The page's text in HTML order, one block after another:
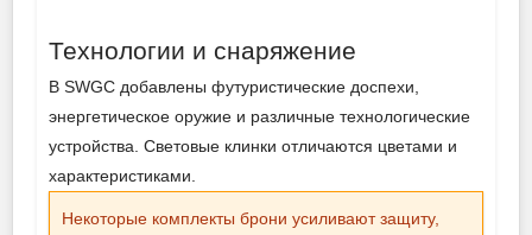
Технологии и снаряжение
В SWGC добавлены футуристические доспехи,
энергетическое оружие и различные технологические
устройства. Световые клинки отличаются цветами и
характеристиками.
Некоторые комплекты брони усиливают защиту,